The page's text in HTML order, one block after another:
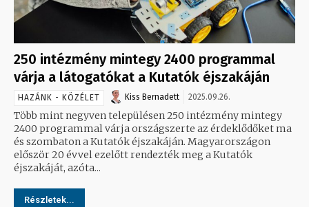
250 intézmény mintegy 2400 programmal
várja a látogatókat a Kutatók éjszakáján
HAZÁNK - KÖZÉLET Kiss Bernadett 2025.09.26.
Több mint negyven településen 250 intézmény mintegy
2400 programmal várja országszerte az érdeklődőket ma
és szombaton a Kutatók éjszakáján. Magyarországon
először 20 évvel ezelőtt rendezték meg a Kutatók
éjszakáját, azóta...
Részletek...